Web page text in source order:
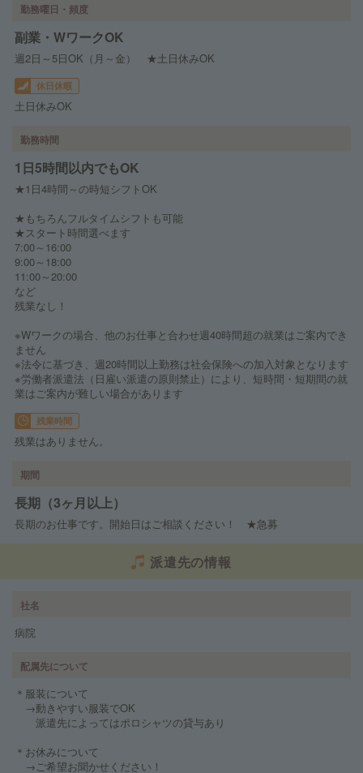
勤務曜日・頻度
副業・WワークOK
週2日～5日OK（月～金） ★土日休みOK
休日休暇
土日休みOK
勤務時間
1日5時間以内でもOK
★1日4時間～の時短シフトOK
★もちろんフルタイムシフトも可能
★スタート時間選べます
7:00～16:00
9:00～18:00
11:00～20:00
など
残業なし！
※Wワークの場合、他のお仕事と合わせ週40時間超の就業はご案内でき
ません
※法令に基づき、週20時間以上勤務は社会保険への加入対象となります
※労働者派遣法（日雇い派遣の原則禁止）により、短時間・短期間の就
業はご案内が難しい場合があります
残業時間
残業はありません。
期間
長期（3ヶ月以上）
長期のお仕事です。開始日はご相談ください！ ★急募
派遣先の情報
社名
病院
配属先について
＊服装について
→動きやすい服装でOK
派遣先によってはポロシャツの貸与あり
＊お休みについて
→ご希望お聞かせください！